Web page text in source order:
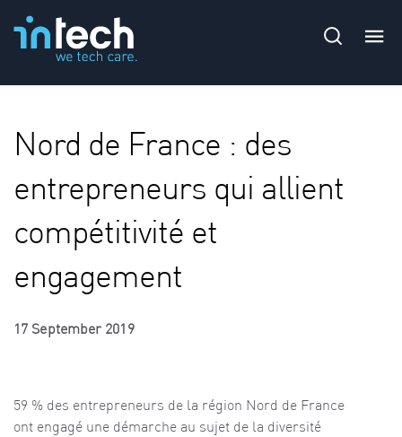
Nord de France : des
entrepreneurs qui allient
compétitivité et
engagement
17 September 2019
59 % des entrepreneurs de la région Nord de France
ont engagé une démarche au sujet de la diversité